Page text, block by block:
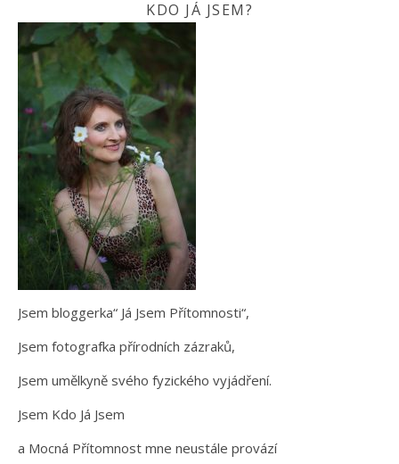
KDO JÁ JSEM?
Jsem bloggerka“ Já Jsem Přítomnosti“,
Jsem fotografka přírodních zázraků,
Jsem umělkyně svého fyzického vyjádření.
Jsem Kdo Já Jsem
a Mocná Přítomnost mne neustále provází